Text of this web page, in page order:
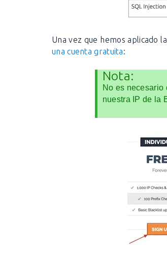
Una vez que hemos aplicado
una cuenta gratuita:
Nota:
No es necesario
nuestra IP de la